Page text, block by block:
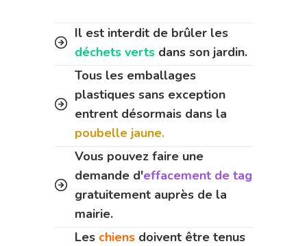
Il est interdit de brûler les
déchets verts dans son jardin.
Tous les emballages
plastiques sans exception
entrent désormais dans la
poubelle jaune.
Vous pouvez faire une
demande d'effacement de tag
gratuitement auprès de la
mairie.
Les chiens doivent être tenus